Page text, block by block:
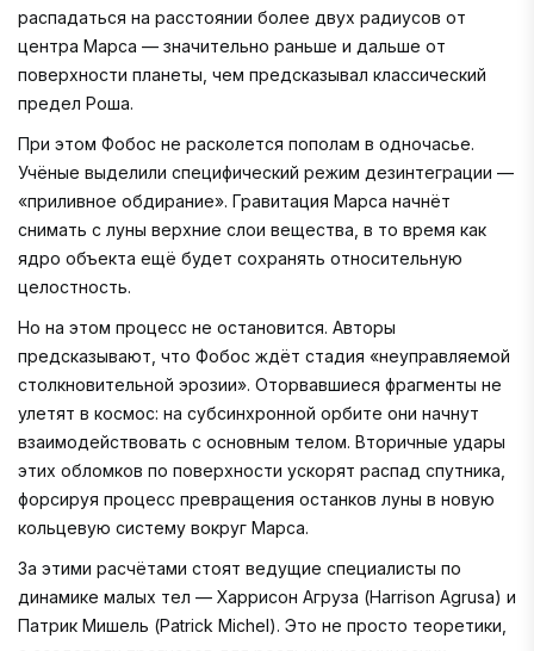
распадаться на расстоянии более двух радиусов от
центра Марса — значительно раньше и дальше от
поверхности планеты, чем предсказывал классический
предел Роша.
При этом Фобос не расколется пополам в одночасье.
Учёные выделили специфический режим дезинтеграции —
«приливное обдирание». Гравитация Марса начнёт
снимать с луны верхние слои вещества, в то время как
ядро объекта ещё будет сохранять относительную
целостность.
Но на этом процесс не остановится. Авторы
предсказывают, что Фобос ждёт стадия «неуправляемой
столкновительной эрозии». Оторвавшиеся фрагменты не
улетят в космос: на субсинхронной орбите они начнут
взаимодействовать с основным телом. Вторичные удары
этих обломков по поверхности ускорят распад спутника,
форсируя процесс превращения останков луны в новую
кольцевую систему вокруг Марса.
За этими расчётами стоят ведущие специалисты по
динамике малых тел — Харрисон Агруза (Harrison Agrusa) и
Патрик Мишель (Patrick Michel). Это не просто теоретики,